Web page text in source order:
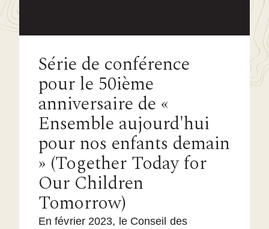
Série de conférence
pour le 50ième
anniversaire de «
Ensemble aujourd'hui
pour nos enfants demain
» (Together Today for
Our Children
Tomorrow)
En février 2023, le Conseil des